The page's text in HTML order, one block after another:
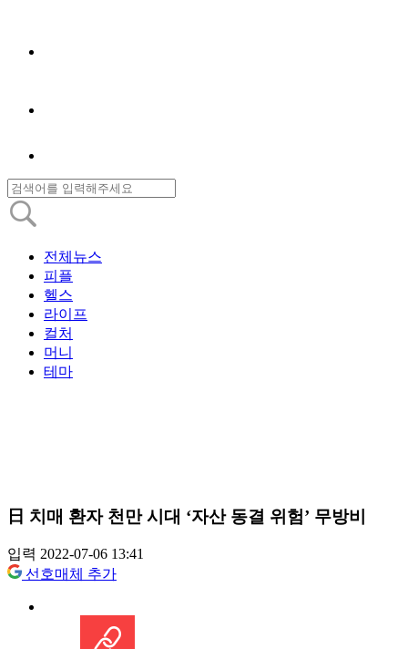
전체뉴스
피플
헬스
라이프
컬처
머니
테마
日 치매 환자 천만 시대 ‘자산 동결 위험’ 무방비
입력 2022-07-06 13:41
선호매체 추가